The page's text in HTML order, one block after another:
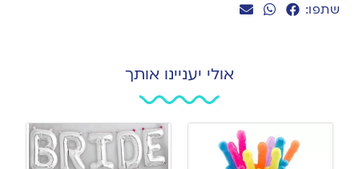
שתפו:
אולי יעניינו אותך